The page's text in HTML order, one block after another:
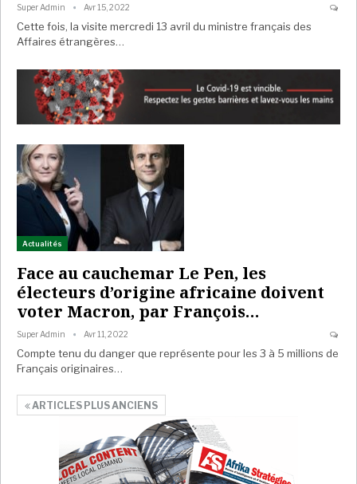
Super Admin Avr 15, 2022
Cette fois, la visite mercredi 13 avril du ministre français des
Affaires étrangères…
Actualités
Face au cauchemar Le Pen, les
électeurs d’origine africaine doivent
voter Macron, par François…
Super Admin Avr 11, 2022
Compte tenu du danger que représente pour les 3 à 5 millions de
Français originaires…
ARTICLES PLUS ANCIENS